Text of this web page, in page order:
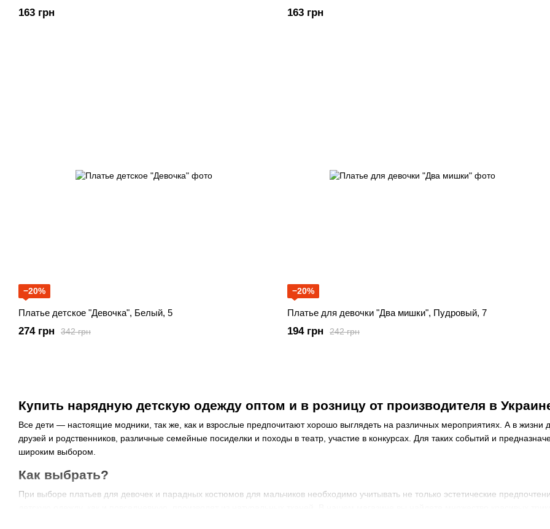
Купить нарядную детскую одежду оптом и в розницу от производителя в
Все дети — настоящие модники, так же, как и взрослые предпочитают хорошо выглядеть на различных мероприятиях. А в жизни
друзей и родственников, различные семейные посиделки и походы в театр, участие в конкурсах. Для таких событий и
широким выбором.
Как выбрать?
При выборе платьев для девочек и парадных костюмов для мальчиков необходимо учитывать не только эстетические
163 грн 163 грн
−20%
Платье детское "Девочка", Белый, 5
342 грн
274 грн
−20%
Платье для девочки "Два мишки", Пудровый, 7
242 грн
194 грн